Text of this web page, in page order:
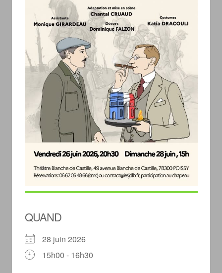
QUAND
28 juin 2026
15h00 - 16h30